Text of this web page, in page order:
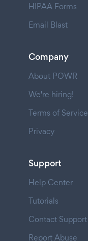
HIPAA Forms
Email Blast
Company
About POWR
We're hiring!
Terms of Service
Privacy
Support
Help Center
Tutorials
Contact Support
Report Abuse